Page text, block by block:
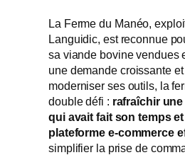
La Ferme du Manéo,
Languidic, est reconnue
sa viande bovine vendues
une demande croissante
moderniser ses outils, la
double défi : rafraîchir
qui avait fait son temps
plateforme e-commerce
simplifier la prise de